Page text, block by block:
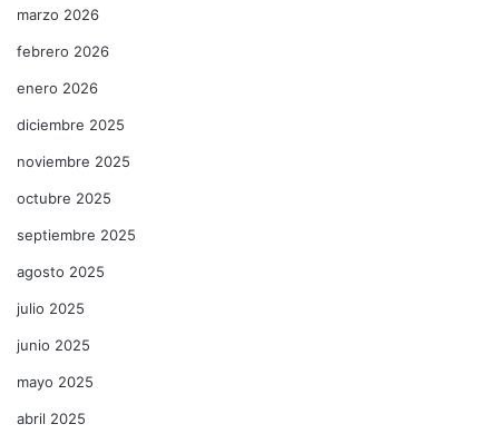
marzo 2026
febrero 2026
enero 2026
diciembre 2025
noviembre 2025
octubre 2025
septiembre 2025
agosto 2025
julio 2025
junio 2025
mayo 2025
abril 2025